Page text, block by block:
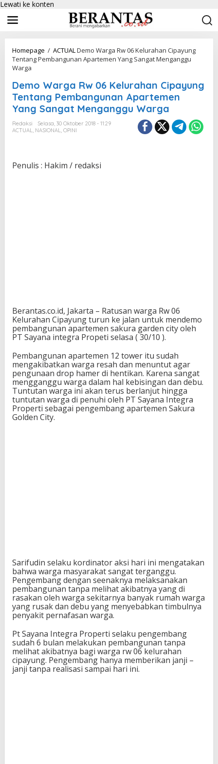
Lewati ke konten
Homepage / ACTUALDemo Warga Rw 06 Kelurahan Cipayung
Tentang Pembangunan Apartemen Yang Sangat Menganggu
Warga
Demo Warga Rw 06 Kelurahan Cipayung
Tentang Pembangunan Apartemen
Yang Sangat Menganggu Warga
Redaksi
Selasa, 30 Oktober 2018 - 11:29
ACTUAL, NASIONAL, OPINI
Penulis : Hakim / redaksi
Berantas.co.id, Jakarta – Ratusan warga Rw 06
Kelurahan Cipayung turun ke jalan untuk mendemo
pembangunan apartemen sakura garden city oleh
PT Sayana integra Propeti selasa ( 30/10 ).
Pembangunan apartemen 12 tower itu sudah
mengakibatkan warga resah dan menuntut agar
pengunaan drop hamer di hentikan. Karena sangat
mengganggu warga dalam hal kebisingan dan debu.
Tuntutan warga ini akan terus berlanjut hingga
tuntutan warga di penuhi oleh PT Sayana Integra
Properti sebagai pengembang apartemen Sakura
Golden City.
Sarifudin selaku kordinator aksi hari ini mengatakan
bahwa warga masyarakat sangat terganggu.
Pengembang dengan seenaknya melaksanakan
pembangunan tanpa melihat akibatnya yang di
rasakan oleh warga sekitarnya banyak rumah warga
yang rusak dan debu yang menyebabkan timbulnya
penyakit pernafasan warga.
Pt Sayana Integra Properti selaku pengembang
sudah 6 bulan melakukan pembangunan tanpa
melihat akibatnya bagi warga rw 06 kelurahan
cipayung. Pengembang hanya memberikan janji –
janji tanpa realisasi sampai hari ini.